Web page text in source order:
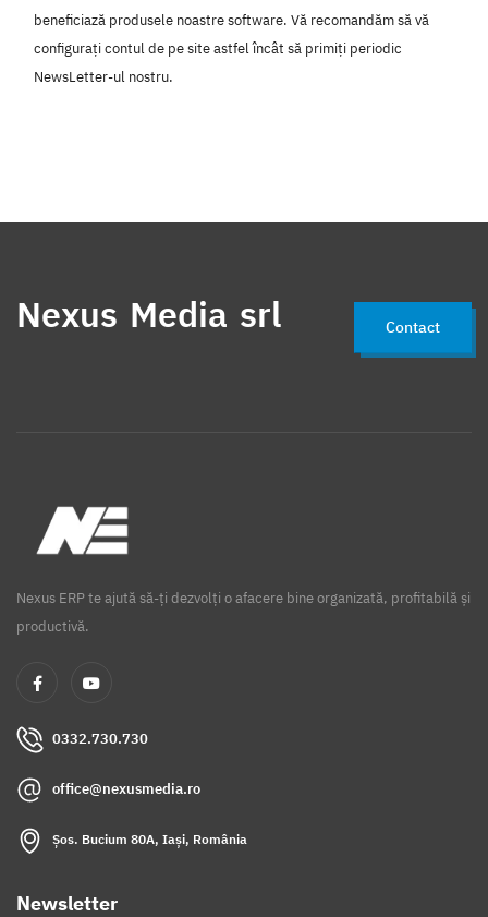
beneficiază produsele noastre software. Vă recomandăm să vă
configurați contul de pe site astfel încât să primiți periodic
NewsLetter-ul nostru.
Nexus Media srl Contact
Nexus ERP te ajută să-ți dezvolți o afacere bine organizată, profitabilă și
productivă.
0332.730.730
office@nexusmedia.ro
Șos. Bucium 80A, Iași, România
Newsletter